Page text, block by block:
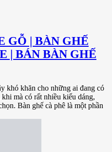
GỖ | BÀN GHẾ
| BÁN BÀN GHẾ
khó khăn cho những ai đang có
mà có rất nhiều kiểu dáng,
Bàn ghế cà phê là một phần